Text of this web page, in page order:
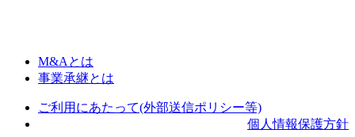
M&Aとは
事業承継とは
ご利用にあたって(外部送信ポリシー等)
個人情報保護方針